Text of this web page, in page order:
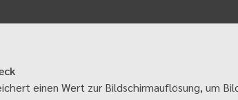
einen Wert zur Bildschirmauflösung, um